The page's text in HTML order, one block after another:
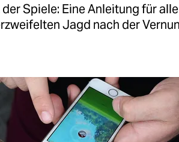
Spiele: Eine Anleitung für
Jagd nach der